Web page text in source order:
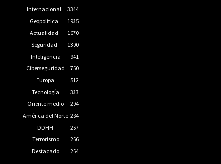
Internacional
3344
Geopolítica
1935
Actualidad
1670
Seguridad
1300
Inteligencia
941
Ciberseguridad
750
Europa
512
Tecnología
333
Oriente medio
294
América del Norte 284
DDHH
267
Terrorismo
266
Destacado
264